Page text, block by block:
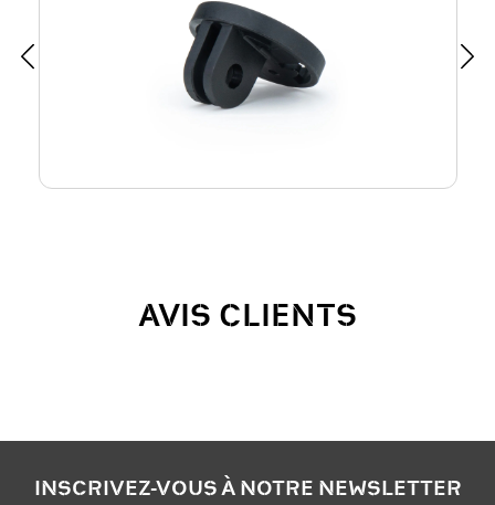
AVIS CLIENTS
INSCRIVEZ-VOUS À NOTRE NEWSLETTER